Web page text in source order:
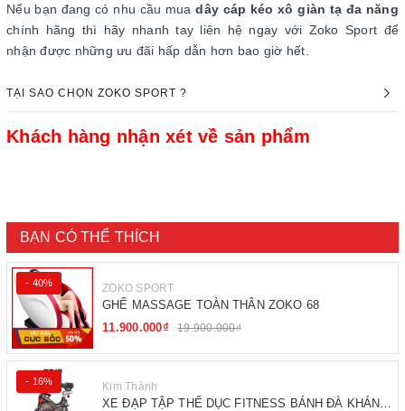
Nếu bạn đang có nhu cầu muadây cáp kéo xô giàn tạ đa năng
chính hãng thì hãy nhanh tay liên hệ ngay với Zoko Sport để
nhận được những ưu đãi hấp dẫn hơn bao giờ hết.
TẠI SAO CHỌN ZOKO SPORT ?
Khách hàng nhận xét về sản phẩm
BẠN CÓ THỂ THÍCH
- 40% ZOKO SPORT
GHẾ MASSAGE TOÀN THÂN ZOKO 68
11.900.000₫
19.900.000₫
- 16% Kim Thành
XE ĐẠP TẬP THỂ DỤC FITNESS BÁNH ĐÀ KHÁNG